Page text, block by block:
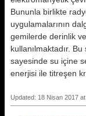
Bununla birlikte
uygulamalarının
gemilerde derinlik
kullanılmaktadır.
sayesinde su içine
enerjisi ile titreşen
Updated: 18 Nisan 2017